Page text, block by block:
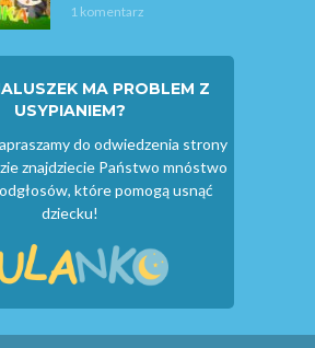
1 komentarz
MA PROBLEM Z
USYPIANIEM?
do odwiedzenia strony
znajdziecie Państwo mnóstwo
które pomogą usnąć
dziecku!